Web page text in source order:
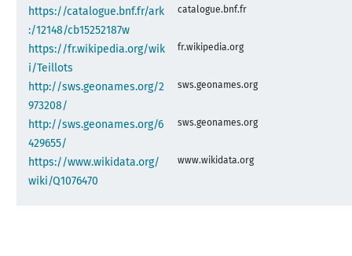
https://catalogue.bnf.fr/ark
:/12148/cb15252187w
catalogue.bnf.fr
https://fr.wikipedia.org/wik
i/Teillots
fr.wikipedia.org
http://sws.geonames.org/2
973208/
sws.geonames.org
http://sws.geonames.org/6
429655/
sws.geonames.org
https://www.wikidata.org/
wiki/Q1076470
www.wikidata.org